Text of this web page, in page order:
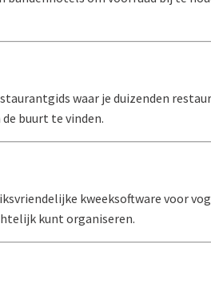
waar je duizenden
buurt te vinden.
kweeksoftware voor
kunt organiseren.